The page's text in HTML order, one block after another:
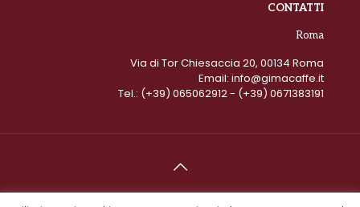
CONTATTI
Roma
Via di Tor Chiesaccia 20, 00134 Roma
Email: info@gimacaffe.it
Tel.: (+39) 065062912- (+39) 0671383191